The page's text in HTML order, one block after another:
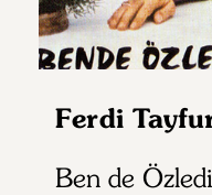
Ferdi
Ben de